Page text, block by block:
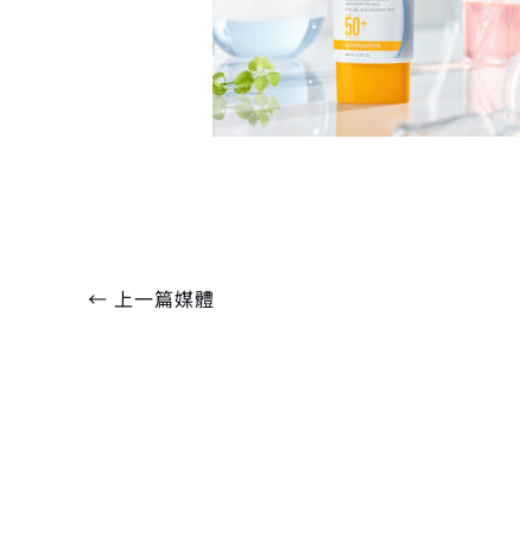
← 上一篇媒體